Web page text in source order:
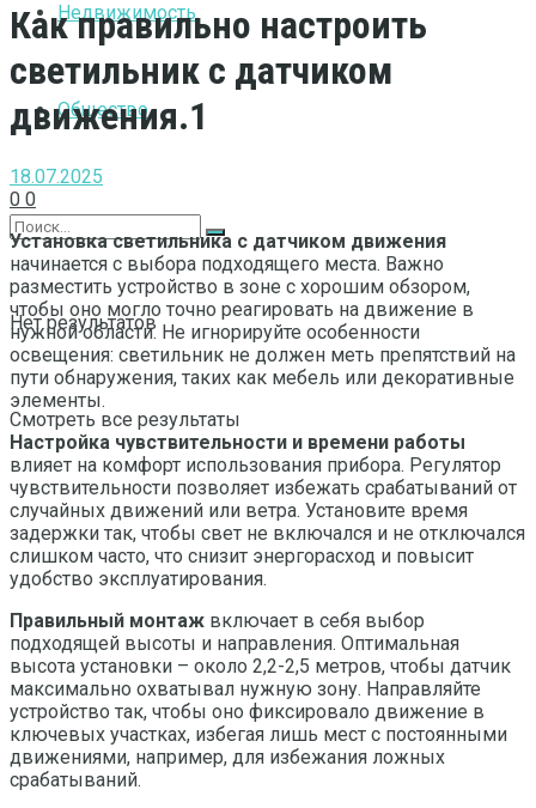
Недвижимость
Общество
Нет результатов
Смотреть все результаты
Как правильно настроить
светильник с датчиком
движения.1
18.07.2025
0 0
Установка светильника с датчиком движения
начинается с выбора подходящего места. Важно
разместить устройство в зоне с хорошим обзором,
чтобы оно могло точно реагировать на движение в
нужной области. Не игнорируйте особенности
освещения: светильник не должен меть препятствий на
пути обнаружения, таких как мебель или декоративные
элементы.
Настройка чувствительности и времени работы
влияет на комфорт использования прибора. Регулятор
чувствительности позволяет избежать срабатываний от
случайных движений или ветра. Установите время
задержки так, чтобы свет не включался и не отключался
слишком часто, что снизит энергорасход и повысит
удобство эксплуатирования.
Правильный монтаж включает в себя выбор
подходящей высоты и направления. Оптимальная
высота установки – около 2,2-2,5 метров, чтобы датчик
максимально охватывал нужную зону. Направляйте
устройство так, чтобы оно фиксировало движение в
ключевых участках, избегая лишь мест с постоянными
движениями, например, для избежания ложных
срабатываний.